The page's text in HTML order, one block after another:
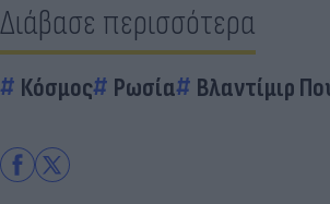
Διάβασε περισσότερα
Κόσμος Ρωσία Βλαντίμιρ